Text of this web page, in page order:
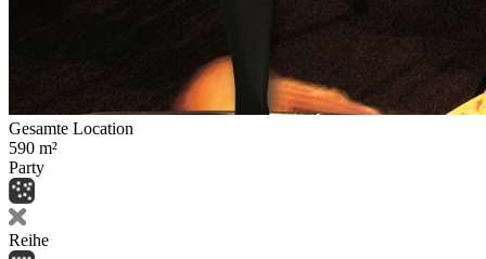
Gesamte Location
590 m²
Party
Reihe